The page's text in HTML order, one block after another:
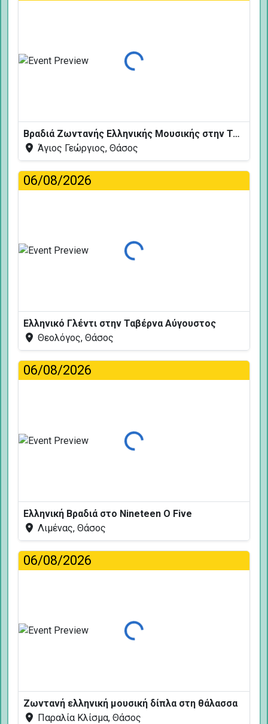
Φόρτωση...
Βραδιά Ζωντανής Ελληνικής Μουσικής στην Ταβέρνα Κελάρι
Άγιος Γεώργιος, Θάσος
06/08/2026
Φόρτωση...
Ελληνικό Γλέντι στην Ταβέρνα Αύγουστος
Θεολόγος, Θάσος
06/08/2026
Φόρτωση...
Ελληνική Βραδιά στο Nineteen O Five
Λιμένας, Θάσος
06/08/2026
Φόρτωση...
Ζωντανή ελληνική μουσική δίπλα στη θάλασσα
Παραλία Κλίσμα, Θάσος